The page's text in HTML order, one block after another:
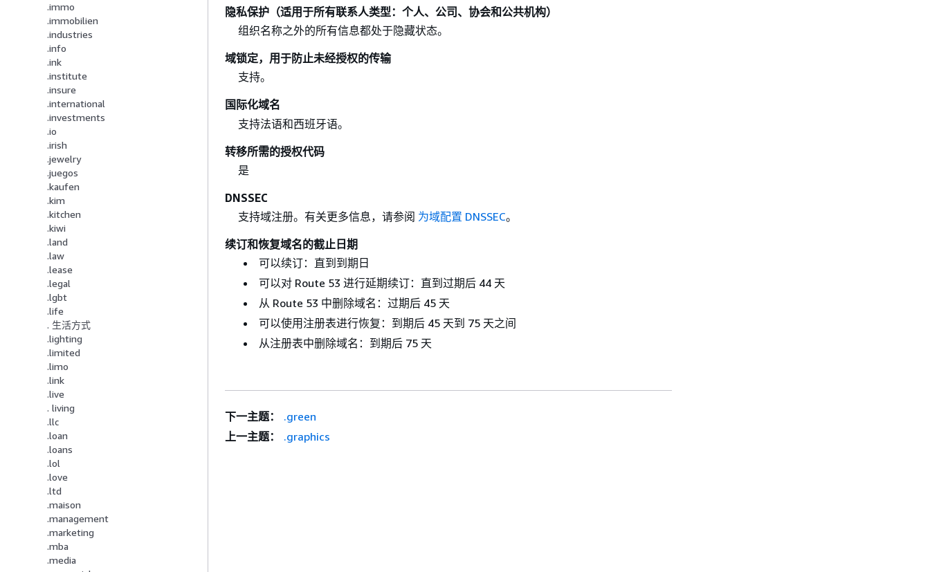
.immo
.immobilien
.industries
.info
.ink
.institute
.insure
.international
.investments
.io
.irish
.jewelry
.juegos
.kaufen
.kim
.kitchen
.kiwi
.land
.law
.lease
.legal
.lgbt
.life
. 生活方式
.lighting
.limited
.limo
.link
.live
. living
.llc
.loan
.loans
.lol
.love
.ltd
.maison
.management
.marketing
.mba
.media
隐私保护（适用于所有联系人类型：个人、公司、协会和公共机构）
组织名称之外的所有信息都处于隐藏状态。
域锁定，用于防止未经授权的传输
支持。
国际化域名
支持法语和西班牙语。
转移所需的授权代码
是
DNSSEC
支持域注册。有关更多信息，请参阅 为域配置 DNSSEC。
续订和恢复域名的截止日期
可以续订：直到到期日
可以对 Route 53 进行延期续订：直到过期后 44 天
从 Route 53 中删除域名：过期后 45 天
可以使用注册表进行恢复：到期后 45 天到 75 天之间
从注册表中删除域名：到期后 75 天
下一主题：
.green
上一主题：
.graphics